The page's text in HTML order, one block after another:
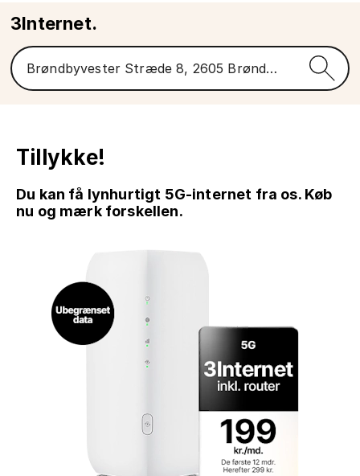
3Internet.
Tillykke!
Du kan få lynhurtigt 5G-internet fra os. Køb
nu og mærk forskellen.